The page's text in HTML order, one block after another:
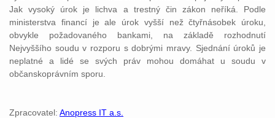
Jak vysoký úrok je lichva a trestný čin zákon neříká. Podle
ministerstva financí je ale úrok vyšší než čtyřnásobek úroku,
obvykle požadovaného bankami, na základě rozhodnutí
Nejvyššího soudu v rozporu s dobrými mravy. Sjednání úroků je
neplatné a lidé se svých práv mohou domáhat u soudu v
občanskoprávním sporu.
Zpracovatel: Anopress IT a.s.